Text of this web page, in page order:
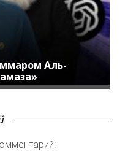
Аль-